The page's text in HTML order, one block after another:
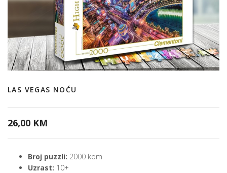
LAS VEGAS NOĆU
26,00 KM
Broj puzzli: 2000 kom
Uzrast: 10+